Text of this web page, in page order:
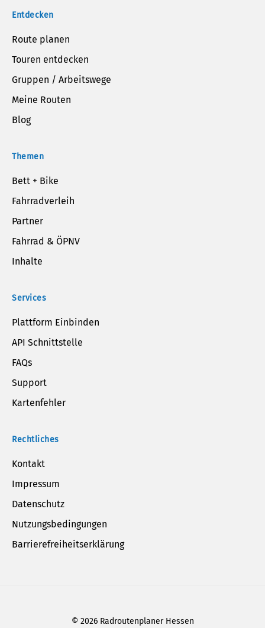
Entdecken
Route planen
Touren entdecken
Gruppen / Arbeitswege
Meine Routen
Blog
Themen
Bett + Bike
Fahrradverleih
Partner
Fahrrad & ÖPNV
Inhalte
Services
Plattform Einbinden
API Schnittstelle
FAQs
Support
Kartenfehler
Rechtliches
Kontakt
Impressum
Datenschutz
Nutzungsbedingungen
Barrierefreiheitserklärung
© 2026Radroutenplaner Hessen